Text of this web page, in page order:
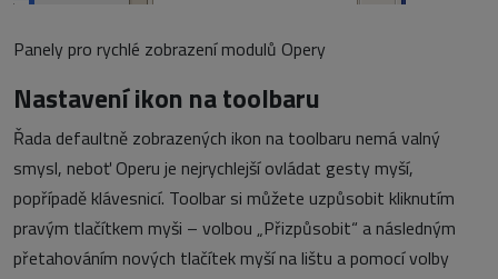
Panely pro rychlé zobrazení modulů Opery
Nastavení ikon na toolbaru
Řada defaultně zobrazených ikon na toolbaru nemá valný
smysl, neboť Operu je nejrychlejší ovládat gesty myší,
popřípadě klávesnicí. Toolbar si můžete uzpůsobit kliknutím
pravým tlačítkem myši – volbou „Přizpůsobit“ a následným
přetahováním nových tlačítek myší na lištu a pomocí volby